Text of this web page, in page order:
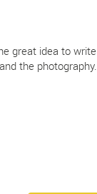
great idea to write
the photography.